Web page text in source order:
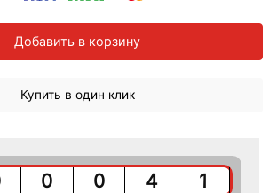
Добавить в корзину
Купить в один клик
0 0 4 1